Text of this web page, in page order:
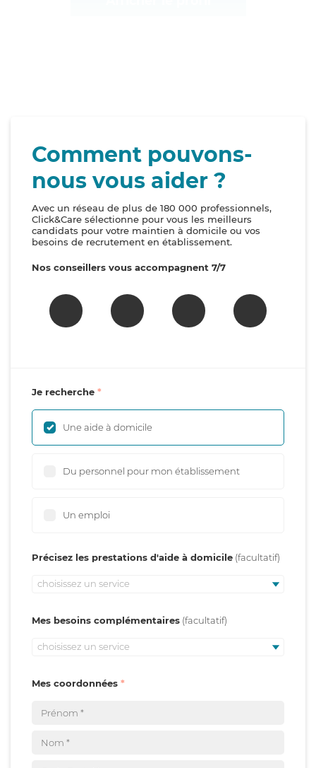
Comment pouvons-
nous vous aider ?
Avec un réseau de plus de 180 000 professionnels,
Click&Care sélectionne pour vous les meilleurs
candidats pour votre maintien à domicile ou vos
besoins de recrutement en établissement.
Nos conseillers vous accompagnent 7/7
Je recherche
Une aide à domicile
Du personnel pour mon établissement
Un emploi
Précisez les prestations d'aide à domicile
choisissez un service
Mes besoins complémentaires
choisissez un service
Mes coordonnées